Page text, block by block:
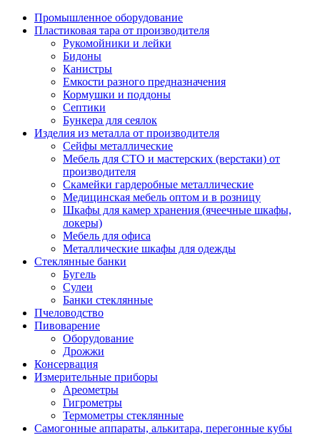
Промышленное оборудование
Пластиковая тара от производителя
Рукомойники и лейки
Бидоны
Канистры
Емкости разного предназначения
Кормушки и поддоны
Септики
Бункера для сеялок
Изделия из металла от производителя
Сейфы металлические
Мебель для СТО и мастерских (верстаки) от
производителя
Скамейки гардеробные металлические
Медицинская мебель оптом и в розницу
Шкафы для камер хранения (ячеечные шкафы,
локеры)
Мебель для офиса
Металлические шкафы для одежды
Стеклянные банки
Бугель
Сулеи
Банки стеклянные
Пчеловодство
Пивоварение
Оборудование
Дрожжи
Консервация
Измерительные приборы
Ареометры
Гигрометры
Термометры стеклянные
Самогонные аппараты, алькитара, перегонные кубы